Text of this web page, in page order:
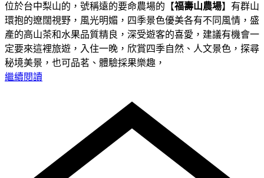
位於台中梨山的，號稱遠的要命農場的【福壽山農場】有群山
環抱的遼闊視野，風光明媚，四季景色優美各有不同風情，盛
產的高山茶和水果品質精良，深受遊客的喜愛，建議有機會一
定要來這裡旅遊，入住一晚，欣賞四季自然、人文景色，探尋
秘境美景，也可品茗、體驗採果樂趣，
繼續閱讀